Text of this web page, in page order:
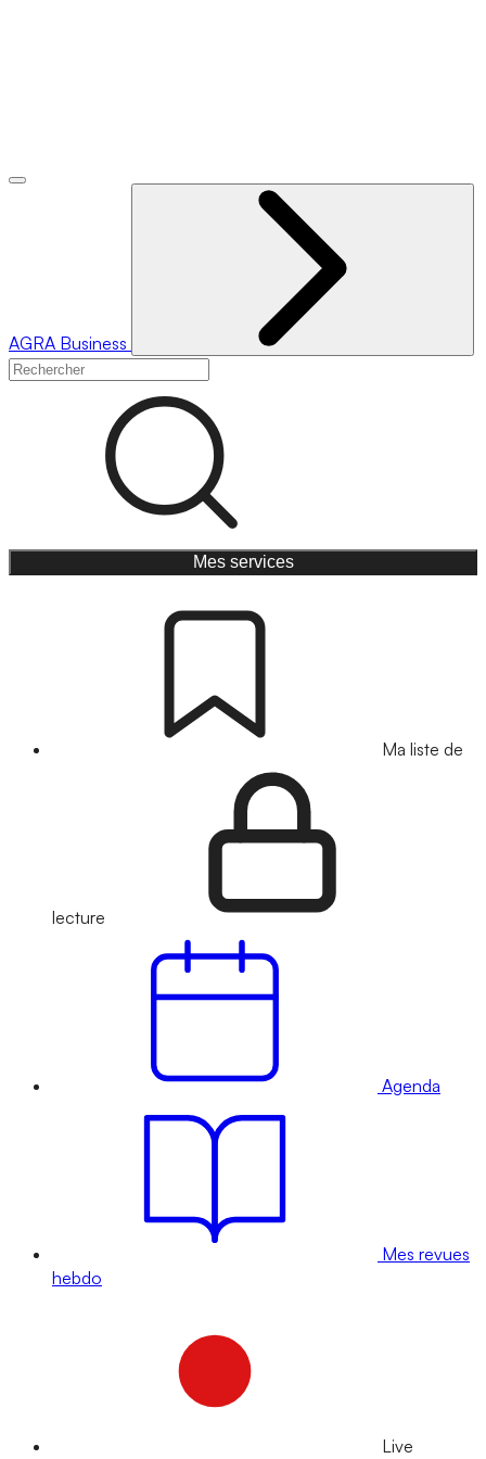
AGRA Business
Mes services
Ma liste de
lecture
Agenda
Mes revues
hebdo
Live